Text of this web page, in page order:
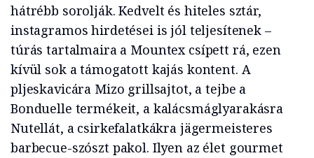
hátrébb sorolják. Kedvelt és hiteles sztár,
instagramos hirdetései is jól teljesítenek –
túrás tartalmaira a Mountex csípett rá, ezen
kívül sok a támogatott kajás kontent. A
pljeskavicára Mizo grillsajtot, a tejbe a
Bonduelle termékeit, a kalácsmáglyarakásra
Nutellát, a csirkefalatkákra jägermeisteres
barbecue-szószt pakol. Ilyen az élet gourmet